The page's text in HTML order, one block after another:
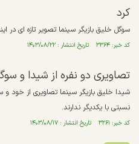
کرد
سوگل خلیق بازیگر سینما تصویر تازه ای در
کد خبر: ۳۳۶۴ تاریخ انتشار : ۱۴۰۳/۰۸/۲۲
تصاویری دو نفره از شیدا و
شیدا خلیق بازیگر سینما تصاویری از خود و
نسبتی با یکدیگر ندارند.
کد خبر: ۳۲۶۱ تاریخ انتشار : ۱۴۰۳/۰۸/۱۷